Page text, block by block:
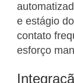
e estágio
contato
esforço